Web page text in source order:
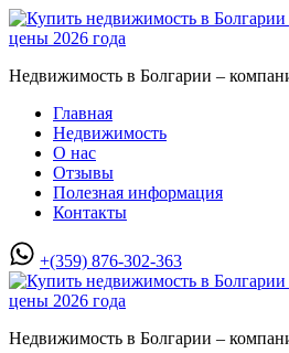
Недвижимость в Болгарии –
Главная
Недвижимость
О нас
Отзывы
Полезная информация
Контакты
+(359) 876-302-363
Недвижимость в Болгарии –